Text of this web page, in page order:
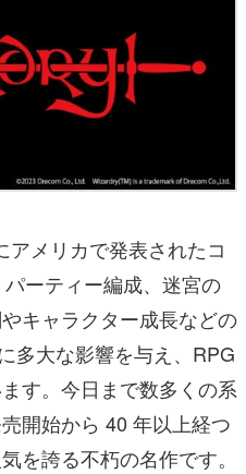
アメリカで発表されたコ
ーティー編成、迷宮の
キャラクター成長などの
多大な影響を与え、RPG
す。今日まで数多くの系
開始から 40 年以上経つ
を誇る不朽の名作です。